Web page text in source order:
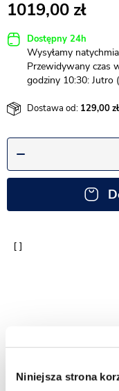
Niniejsza strona
1019,00
Dostępny 24h
Wysyłamy
Przewidywany czas
godziny 10:30: Jutro
Dostawa od: 129,00
Dodaj do ulubionych